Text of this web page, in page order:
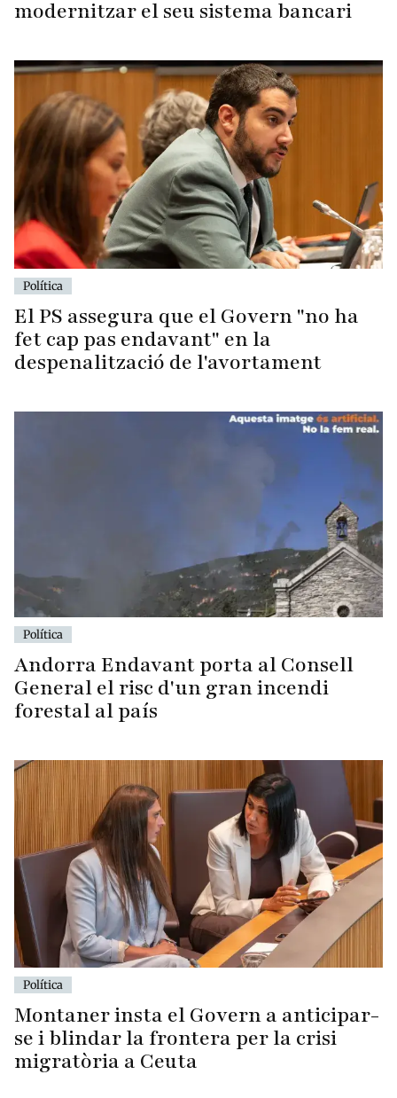
modernitzar el seu sistema bancari
Política
El PS assegura que el Govern "no ha
fet cap pas endavant" en la
despenalització de l'avortament
Política
Andorra Endavant porta al Consell
General el risc d'un gran incendi
forestal al país
Política
Montaner insta el Govern a anticipar-
se i blindar la frontera per la crisi
migratòria a Ceuta